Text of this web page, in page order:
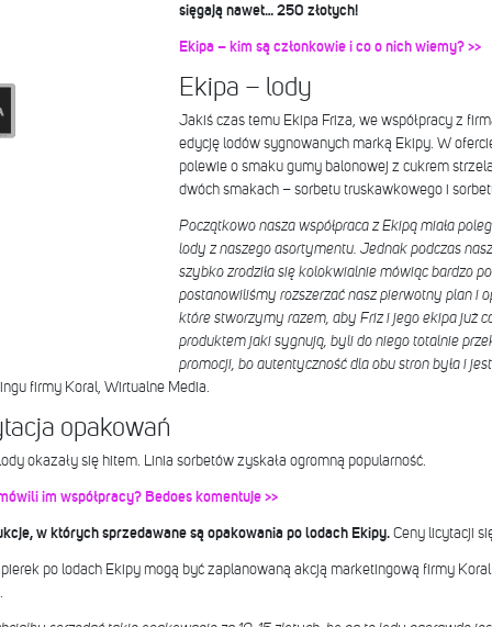
sięgają nawet… 250 złotych!
Ekipa – kim są członkowie i co o nich wiemy? >>
Ekipa – lody
Jakiś czas temu Ekipa Friza, we współpracy z
edycję lodów sygnowanych marką Ekipy. W
polewie o smaku gumy balonowej z cukrem
dwóch smakach – sorbetu truskawkowego i
Początkowo nasza współpraca z Ekipą miała
lody z naszego asortymentu. Jednak podczas
szybko zrodziła się kolokwialnie mówiąc bardzo
postanowiliśmy rozszerzać nasz pierwotny plan i
które stworzymy razem, aby Friz i jego ekipa już
produktem jaki sygnują, byli do niego totalnie
promocji, bo autentyczność dla obu stron była i
firmy Koral, Wirtualne Media.
opakowań
okazały się hitem. Linia sorbetów zyskała ogromną popularność.
im współpracy? Bedoes komentuje >>
w których sprzedawane są opakowania po lodach Ekipy.Ceny licytacji
po lodach Ekipy mogą być zaplanowaną akcją marketingową firmy